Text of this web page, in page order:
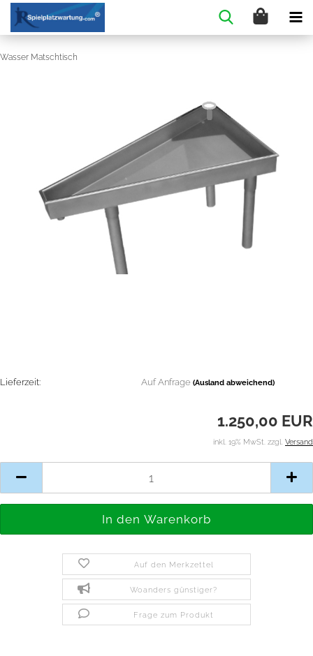
Wasser Matschtisch
Lieferzeit: Auf Anfrage (Ausland abweichend)
1.250,00 EUR
inkl. 19% MwSt. zzgl. Versand
Auf den Merkzettel
Woanders günstiger?
Frage zum Produkt